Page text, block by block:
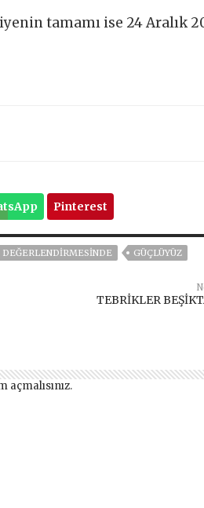
tamamı ise 24 Aralık
Pinterest
DEĞERLENDIRMESINDE GÜÇLÜYÜZ
TEBRİKLER
açmalısınız.